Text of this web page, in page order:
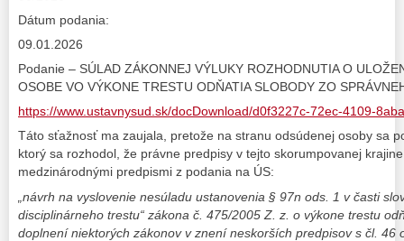
Dátum podania:
09.01.2026
Podanie – SÚLAD ZÁKONNEJ VÝLUKY ROZHODNUTIA O
OSOBE VO VÝKONE TRESTU ODŇATIA SLOBODY ZO
https://www.ustavnysud.sk/docDownload/d0f3227c-72ec-4109-
Táto sťažnosť ma zaujala, pretože na stranu odsúdenej osoby sa
ktorý sa rozhodol, že právne predpisy v tejto skorumpovanej
medzinárodnými predpismi z podania na ÚS:
„návrh na vyslovenie nesúladu ustanovenia § 97n ods. 1 v časti
disciplinárneho trestu“ zákona č. 475/2005 Z. z. o výkone trestu
doplnení niektorých zákonov v znení neskorších predpisov s čl. 46